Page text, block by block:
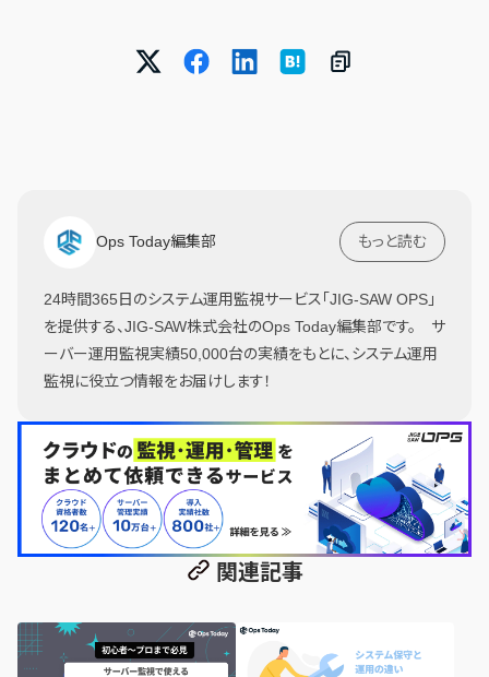
Ops Today編集部 もっと読む
24時間365日のシステム運用監視サービス「JIG-SAW OPS」
を提供する、JIG-SAW株式会社のOps Today編集部です。 サ
ーバー運用監視実績50,000台の実績をもとに、システム運用
監視に役立つ情報をお届けします！
関連記事